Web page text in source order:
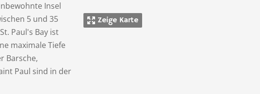
Zeige Karte
Insel
5 und 35
Paul's Bay ist
maximale Tiefe
Barsche,
Paul sind in der